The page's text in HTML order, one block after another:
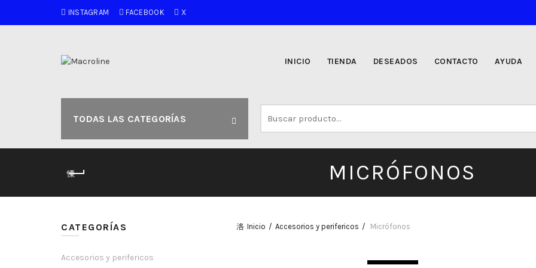
INSTAGRAM FACEBOOK X
INICIO TIENDA DESEADOS CONTACTO AYUDA
TODAS LAS CATEGORÍAS
por:
MICRÓFONOS
Inicio Accesorios y perifericos Micrófonos
CATEGORÍAS
Accesorios y perifericos